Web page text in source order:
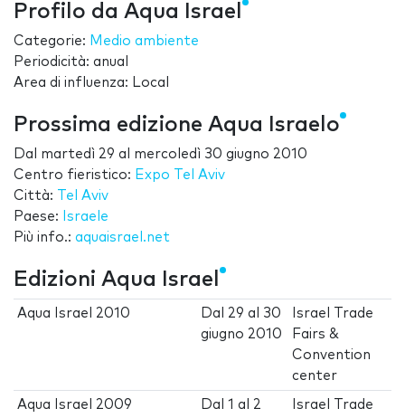
Profilo da Aqua Israel
Categorie: Medio ambiente
Periodicità: anual
Area di influenza: Local
Prossima edizione Aqua Israelo
Dal martedì 29 al mercoledì 30 giugno 2010
Centro fieristico: Expo Tel Aviv
Città:
Tel Aviv
Paese:
Israele
Più info.: aquaisrael.net
Edizioni Aqua Israel
Aqua Israel 2010 Dal 29 al 30
giugno 2010
Israel Trade
Fairs &
Convention
center
Aqua Israel 2009 Dal1 al 2
Israel Trade